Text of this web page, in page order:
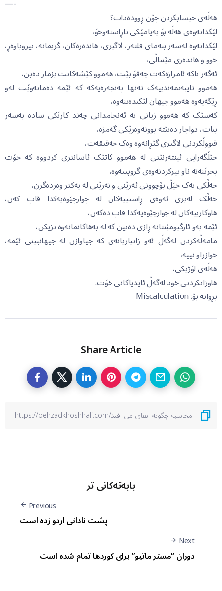
—-
هەڵەی حیسابکردن چۆن ڕوودەدات؟
لێکدانەوەی هەڵە بۆ پەیامێکی ناڕاستەوخۆ،
لێکدانەوە لەسەر بنەمای فلتەر، لاگیری، هاندەرەکان، گریمانە، بیروباوەڕ،
خوو و هاندەری مێنتاڵی،
ئەگەر تاکە ئامرازەکەت چەقۆ بێت، هەموو کێشەکانت بزمار دەبن،
هەموو تایبەتمەندییەک تەنها پەنجەرەیەکە کە ئێمە دەمانەوێت لەو
ڕێگەیەوە هەموو جیهان لێکبدەینەوە،
کەسێک کە هەموو ژیانی بە ئەنجامدانی چەند کارێکی سادە بەسەر
ببات، دواجار دەبێتە بوونەوەرێکی گەمژە،
قبووڵکردنی لاگیری گێڕانەوە وەک حەقیقەت،
خێڵگەرایی ئینتەرنێتی لە هەموو کاتێک ئاسانتری کردووە کە خۆت
بخزێنەتە ناو بیرکردنەوەی گروپییەوە،
خەڵکی یەک خێڵ بۆچوونی ئەرێنی و نەرێنی لە یەکتر وەردەگرن،
خەڵک لەبری ئەوەی ڕاستییەکان لە چوارچێوەیەکدا قاپ کەن،
هاوکارییەکان لە چوارچێوەیەکدا قاپ دەکەن،
ئێمە بەو ئارگیومێنتانە ڕازی دەبین کە لە بەهاکانمانەوە نزیکن،
مامەڵەکردن لەگەڵ ئەو زانیاریانەی کە جیاوازن لە جیهانبینی ئێمە،
خوازراو نییە،
هەڵەی لۆژیکی،
هاوزاتکردنی خود لەگەڵ ئایدیاکانی خۆت.
بڕوانە بۆ: Miscalculation
Share Article
بابەتەکانی تر
Previous
پشت نادانی اردو زده است
Next
دوران “مستر ماتیو” برای کوردها تمام شدە است